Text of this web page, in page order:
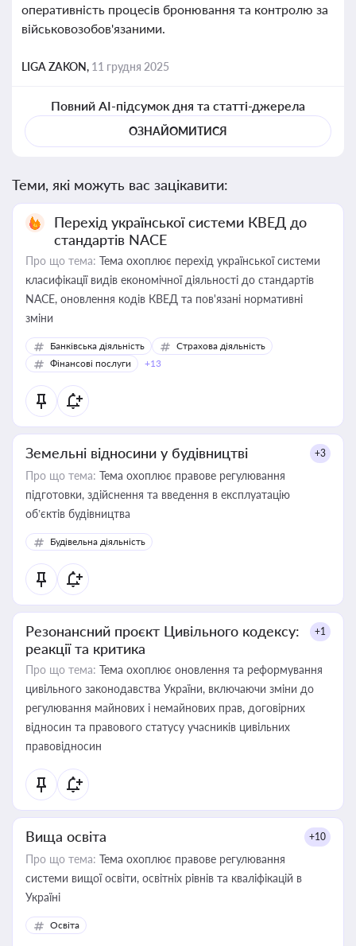
оперативність процесів бронювання та контролю за
військовозобов'язаними.
LIGA ZAKON, 11 грудня 2025
Повний AI-підсумок дня та статті-джерела
ОЗНАЙОМИТИСЯ
Теми, які можуть вас зацікавити:
Перехід української системи КВЕД до
стандартів NACE
Про що тема: Тема охоплює перехід української системи
класифікації видів економічної діяльності до стандартів
NACE, оновлення кодів КВЕД та пов'язані нормативні
зміни
Банківська діяльність
Страхова діяльність
Фінансові послуги
+13
Земельні відносини у будівництві +3
Про що тема: Тема охоплює правове регулювання
підготовки, здійснення та введення в експлуатацію
об’єктів будівництва
Будівельна діяльність
Резонансний проєкт Цивільного кодексу:
реакції та критика
+1
Про що тема: Тема охоплює оновлення та реформування
цивільного законодавства України, включаючи зміни до
регулювання майнових і немайнових прав, договірних
відносин та правового статусу учасників цивільних
правовідносин
Вища освіта +10
Про що тема: Тема охоплює правове регулювання
системи вищої освіти, освітніх рівнів та кваліфікацій в
Україні
Освіта